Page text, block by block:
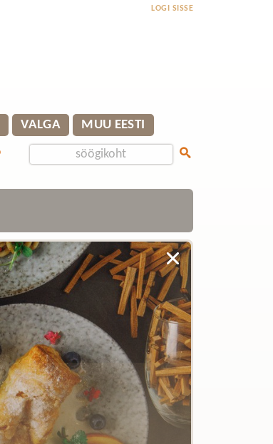
LOGI SISSE
VALGA MUU EESTI